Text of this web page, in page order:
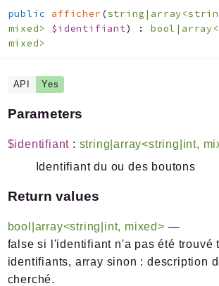
public afficher(
mixed> $identifiant) :
mixed>
API Yes
Parameters
$identifiant : string|array<string|int,
Identifiant du ou des boutons
Return values
bool|array<string|int, mixed> —
false si l'identifiant n'a pas été trouvé
identifiants, array sinon : description
cherché.